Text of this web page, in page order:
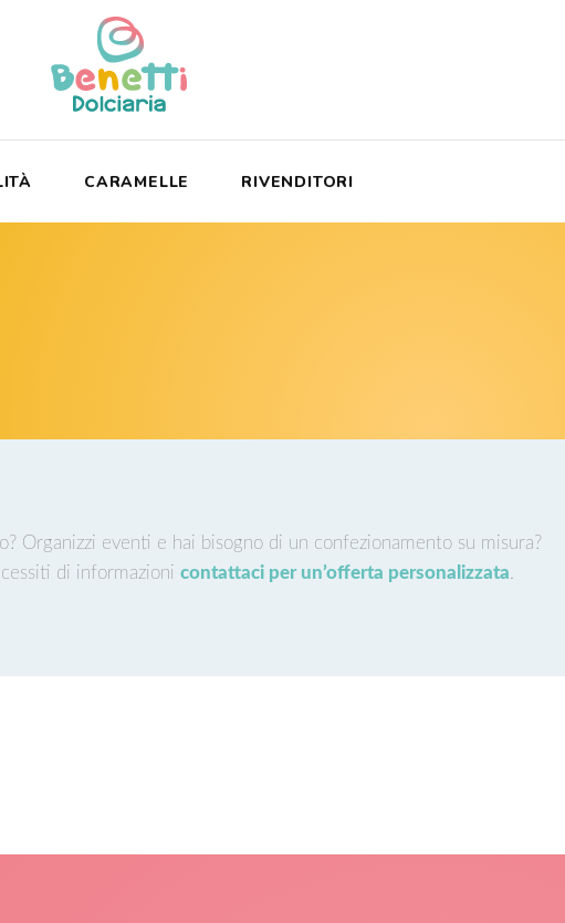
CARAMELLE RIVENDITORI
Organizzi eventi e hai bisogno di un confezionamento su misura?
di informazioni contattaci per un’offerta personalizzata